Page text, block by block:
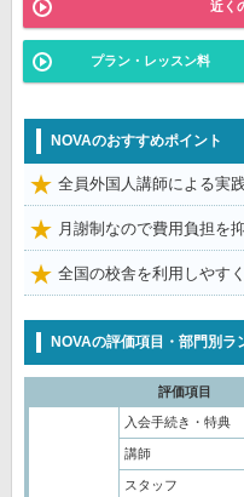
近く
プラン・レッスン料
NOVAのおすすめポイント
全員外国人講師による実
月謝制なので費用負担を
全国の校舎を利用しやす
NOVAの評価項目・部門別ラ
評価項目
入会手続き・特典
講師
スタッフ